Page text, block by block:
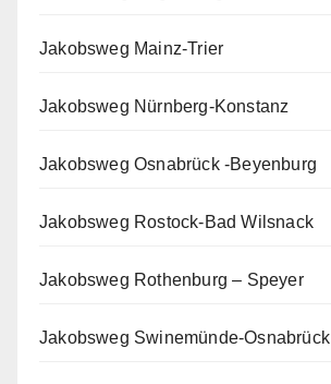
Jakobsweg Mainz-Trier
Jakobsweg Nürnberg-Konstanz
Jakobsweg Osnabrück -Beyenburg
Jakobsweg Rostock-Bad Wilsnack
Jakobsweg Rothenburg – Speyer
Jakobsweg Swinemünde-Osnabrück